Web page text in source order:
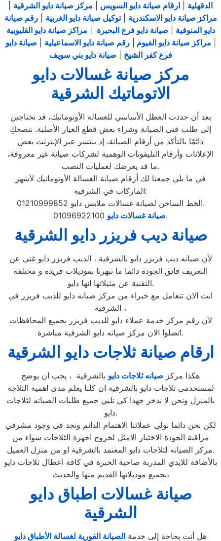
الدقهلية
ارقام صيانة دايو السويس مركز صيانة دايو الشرقية
مراكز صيانة دايو الاسكندرية |توكيل صيانة دايو الغربية |رقم صيانة
دايو المنوفية
صيانة دايو فرع البحيرة
مراكز صيانة دايو القليوبية
مراكز صيانة دايو الفيوم |رقم صيانة دايو الاسماعيلية
صيانة دايو
فرع كفر الشيخ
صيانة دايو بني سويف
مركز صيانة غسالات دايو
الاتوماتيك الشرقية
بعد أن حددت العطل الأساسي للغسالة الأوتوماتيك، قد تحتاجين
إلى طلب فني الصيانة وشراء بعض قطع الغيار الأصلية. ننصحكِ
دائمًا بالتأكد من أرقام الصيانة، إذ ينتشر عبر الإنترنت بعض
الإعلانات وأرقام التليفونات الوهمية لشركات صيانة غير معروفة،
ما قد يعرضك لعمليات النصب.
في ما يلي جمعنا لك أرقام صيانة الغسالة الأوتوماتيك لأشهر
الماركات في الشرقية:
الخط الساخن لصيانة غسالات ملابس دايو 01210999852.
صيانة غسالات دايو01096922100.
صيانة ديب فريزر دايو الشرقية
لأن صيانه ديب فريزر دايو بالشرقية ، الديب فريزر دايو غني عن
التعريف فائق الجودة دائما ما تبهرنا بموديلات فريدة و مختلفة
التقنية عن مثيلاتها انها دايو.
انت الان تتعامل مع خبراء من مركز صيانه دايو للديب فريزر في
الشرقية ،
لأن رقم مركز خدمة عملاء دايو للديب فريزر بجميع المحافظات
اتصلوا الان مركز صيانه دايو الشرقية مباشرة.
ارقام صيانة ثلاجات دايو الشرقية
هكذا مركز صيانه ثلاجات دايو بالشرقية ، يجب ان يوضح
لمستخدمى ثلاجات دايو بالشرقية ان كلنا يعلم مدى اهمية الثلاجة
بالمنزل ونحن لا ندخر جهدا كي نلبي جميع طلبات الصيانه لثلاجات
دايو.
لكن نحن دائما نولي عملائنا الاهتمام الدائم ونجد في وجود مشرفي
مراقبة الجودة الاختيار الامثل لخروج اجهزة الثلاجات سواء من
مركز الصيانه لثلاجات دايو المعتمد بالشرقية او من منزل العميل.
بالأضافة للايدي المدربة صاحبة الخبرة في كافة اعطال ثلاجات دايو
بجميع موديلاتها القديم منها والحديث،
صيانة غسالات اطباق دايو
الشرقية
هل أنت بحاجة إلى خدمة الصيانة الفورية لغسالة الأطباق دايو